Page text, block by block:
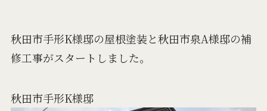
秋田市手形K様邸の屋根塗装と秋田市泉A様邸の補
修工事がスタートしました。
秋田市手形K様邸